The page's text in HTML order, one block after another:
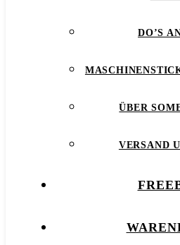
DO’S
ÜBER
VERSAND